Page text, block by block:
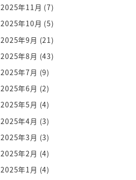
2025年11月 (7)
2025年10月 (5)
2025年9月 (21)
2025年8月 (43)
2025年7月 (9)
2025年6月 (2)
2025年5月 (4)
2025年4月 (3)
2025年3月 (3)
2025年2月 (4)
2025年1月 (4)